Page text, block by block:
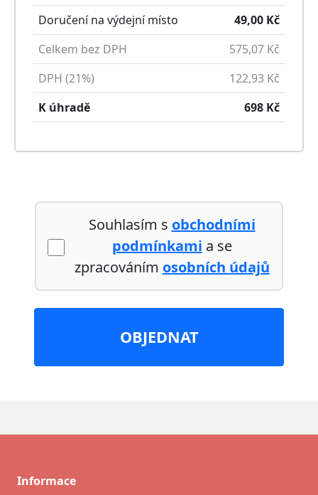
Doručení na výdejní místo 49,00 Kč
Celkem bez DPH
575,07 Kč
DPH (21%)
122,93 Kč
K úhradě
698 Kč
Souhlasím s obchodními
podmínkami a se
zpracováním osobních údajů
OBJEDNAT
Informace